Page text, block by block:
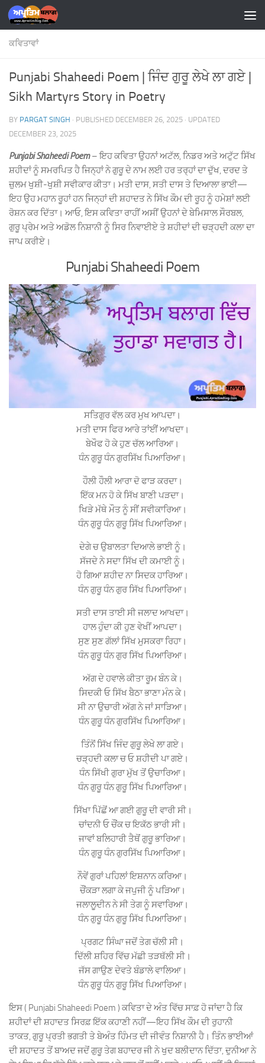
Skip to content
ਕਵਿਤਾਵਾਂ
Punjabi Shaheedi Poem | ਜਿੰਦ ਗੁਰੂ ਲੇਖੇ ਲਾ ਗਏ |
Sikh Martyrs Story in Poetry
BY PARGAT SINGH · PUBLISHED DECEMBER 26, 2025 · UPDATED
DECEMBER 23, 2025
Punjabi Shaheedi Poem– ਇਹ ਕਵਿਤਾ ਉਹਨਾਂ ਅਟੱਲ, ਨਿਡਰ ਅਤੇ ਅਟੁੱਟ ਸਿੱਖ
ਸ਼ਹੀਦਾਂ ਨੂੰ ਸਮਰਪਿਤ ਹੈ ਜਿਨ੍ਹਾਂ ਨੇ ਗੁਰੂ ਦੇ ਨਾਮ ਲਈ ਹਰ ਤਰ੍ਹਾਂ ਦਾ ਦੁੱਖ, ਦਰਦ ਤੇ
ਜ਼ੁਲਮ ਖੁਸ਼ੀ-ਖੁਸ਼ੀ ਸਵੀਕਾਰ ਕੀਤਾ। ਮਤੀ ਦਾਸ, ਸਤੀ ਦਾਸ ਤੇ ਦਿਆਲਾ ਭਾਈ—
ਇਹ ਉਹ ਮਹਾਨ ਰੂਹਾਂ ਹਨ ਜਿਨ੍ਹਾਂ ਦੀ ਸ਼ਹਾਦਤ ਨੇ ਸਿੱਖ ਕੌਮ ਦੀ ਰੂਹ ਨੂੰ ਹਮੇਸ਼ਾਂ ਲਈ
ਰੋਸ਼ਨ ਕਰ ਦਿੱਤਾ। ਆਓ, ਇਸ ਕਵਿਤਾ ਰਾਹੀਂ ਅਸੀਂ ਉਹਨਾਂ ਦੇ ਬੇਮਿਸਾਲ ਸੌਰਬਲ,
ਗੁਰੂ ਪ੍ਰੇਮ ਅਤੇ ਅਡੋਲ ਨਿਸ਼ਾਨੀ ਨੂੰ ਸਿਰ ਨਿਵਾਈਏ ਤੇ ਸ਼ਹੀਦਾਂ ਦੀ ਚੜ੍ਹਦੀ ਕਲਾ ਦਾ
ਜਾਪ ਕਰੀਏ।
Punjabi Shaheedi Poem
ਸਤਿਗੁਰ ਵੱਲ ਕਰ ਮੁਖ ਆਪਦਾ।
ਮਤੀ ਦਾਸ ਫਿਰ ਆਰੇ ਤਾਂਈਂ ਆਖਦਾ।
ਬੇਖੌਫ ਹੋ ਕੇ ਹੁਣ ਚੱਲ ਆਰਿਆ।
ਧੰਨ ਗੁਰੂ ਧੰਨ ਗੁਰਸਿੱਖ ਪਿਆਰਿਆ।
ਹੌਲੀ ਹੌਲੀ ਆਰਾ ਦੋ ਫਾੜ ਕਰਦਾ।
ਇੱਕ ਮਨ ਹੋ ਕੇ ਸਿੱਖ ਬਾਣੀ ਪੜਦਾ।
ਖਿੜੇ ਮੱਥੇ ਮੌਤ ਨੂੰ ਸੀਂ ਸਵੀਕਾਰਿਆ।
ਧੰਨ ਗੁਰੂ ਧੰਨ ਗੁਰੂ ਸਿੱਖ ਪਿਆਰਿਆ।
ਦੇਗੇ ਚ ਉਬਾਲਤਾ ਦਿਆਲੇ ਭਾਈ ਨੂੰ।
ਸੱਜਦੇ ਨੇ ਸਦਾ ਸਿੱਖ ਦੀ ਕਮਾਈ ਨੂੰ।
ਹੋ ਗਿਆ ਸ਼ਹੀਦ ਨਾ ਸਿਦਕ ਹਾਰਿਆ।
ਧੰਨ ਗੁਰੂ ਧੰਨ ਗੁਰ ਸਿੱਖ ਪਿਆਰਿਆ।
ਸਤੀ ਦਾਸ ਤਾਈ ਸੀ ਜਲਾਦ ਆਖਦਾ।
ਹਾਲ ਹੁੰਦਾ ਕੀ ਹੁਣ ਵੇਖੀਂ ਆਪਦਾ।
ਸੁਣ ਸੁਣ ਗੱਲਾਂ ਸਿੱਖ ਮੁਸਕਰਾ ਰਿਹਾ।
ਧੰਨ ਗੁਰੂ ਧੰਨ ਗੁਰ ਸਿੱਖ ਪਿਆਰਿਆ।
ਅੱਗ ਦੇ ਹਵਾਲੇ ਕੀਤਾ ਰੂਮ ਬੰਨ ਕੇ।
ਸਿਦਕੀ ਓ ਸਿੱਖ ਬੈਠਾ ਭਾਣਾ ਮੰਨ ਕੇ।
ਸੀ ਨਾ ਉਚਾਰੀ ਅੱਗ ਨੇ ਜਾਂ ਸਾੜਿਆ।
ਧੰਨ ਗੁਰੂ ਧੰਨ ਗੁਰਸਿੱਖ ਪਿਆਰਿਆ।
ਤਿੰਨੋਂ ਸਿੱਖ ਜਿੰਦ ਗੁਰੂ ਲੇਖੇ ਲਾ ਗਏ।
ਚੜ੍ਹਦੀ ਕਲਾ ਚ ਓ ਸ਼ਹੀਦੀ ਪਾ ਗਏ।
ਧੰਨ ਸਿੱਖੀ ਗੁਰਾ ਮੁੱਖ ਤੋਂ ਉਚਾਰਿਆ।
ਧੰਨ ਗੁਰੂ ਧੰਨ ਗੁਰੂ ਸਿੱਖ ਪਿਆਰਿਆ।
ਸਿੱਖਾ ਪਿੱਛੋਂ ਆ ਗਈ ਗੁਰੂ ਦੀ ਵਾਰੀ ਸੀ।
ਚਾਂਦਨੀ ਓ ਚੌਂਕ ਚ ਇਕੱਠ ਭਾਰੀ ਸੀ।
ਜਾਵਾਂ ਬਲਿਹਾਰੀ ਤੈਥੋਂ ਗੁਰੂ ਭਾਰਿਆ।
ਧੰਨ ਗੁਰੂ ਧੰਨ ਗੁਰਸਿੱਖ ਪਿਆਰਿਆ।
ਨੌਵੇਂ ਗੁਰਾਂ ਪਹਿਲਾਂ ਇਸ਼ਨਾਨ ਕਰਿਆ।
ਚੌਂਕੜਾ ਲਗਾ ਕੇ ਜਪੁਜੀ ਨੂੰ ਪੜਿਆ।
ਜਲਾਲੂਦੀਨ ਨੇ ਸੀ ਤੇਗ ਨੂੰ ਸਵਾਰਿਆ।
ਧੰਨ ਗੁਰੂ ਧੰਨ ਗੁਰੂ ਸਿੱਖ ਪਿਆਰਿਆ।
ਪ੍ਰਗਟ ਸਿੰਘਾ ਜਦੋਂ ਤੇਗ ਚੱਲੀ ਸੀ।
ਦਿੱਲੀ ਸ਼ਹਿਰ ਵਿੱਚ ਮੱਛੀ ਤੜਥੱਲੀ ਸੀ।
ਜੱਸ ਗਾਉਣ ਦੇਵਤੇ ਬੰਡਾਲੇ ਵਾਲਿਆ।
ਧੰਨ ਗੁਰੂ ਧੰਨ ਗੁਰੂ ਸਿੱਖ ਪਿਆਰਿਆ।
ਇਸ ( Punjabi Shaheedi Poem ) ਕਵਿਤਾ ਦੇ ਅੰਤ ਵਿੱਚ ਸਾਫ਼ ਹੋ ਜਾਂਦਾ ਹੈ ਕਿ
ਸ਼ਹੀਦਾਂ ਦੀ ਸ਼ਹਾਦਤ ਸਿਰਫ਼ ਇੱਕ ਕਹਾਣੀ ਨਹੀਂ—ਇਹ ਸਿੱਖ ਕੌਮ ਦੀ ਰੁਹਾਨੀ
ਤਾਕਤ, ਗੁਰੂ ਪ੍ਰਤੀ ਭਗਤੀ ਤੇ ਬੇਅੰਤ ਹਿੰਮਤ ਦੀ ਜੀਵੰਤ ਨਿਸ਼ਾਨੀ ਹੈ। ਤਿੰਨ ਭਾਈਆਂ
ਦੀ ਸ਼ਹਾਦਤ ਤੋਂ ਬਾਅਦ ਜਦੋਂ ਗੁਰੂ ਤੇਗ ਬਹਾਦਰ ਜੀ ਨੇ ਖੁਦ ਬਲੀਦਾਨ ਦਿੱਤਾ, ਦੁਨੀਆ ਨੇ